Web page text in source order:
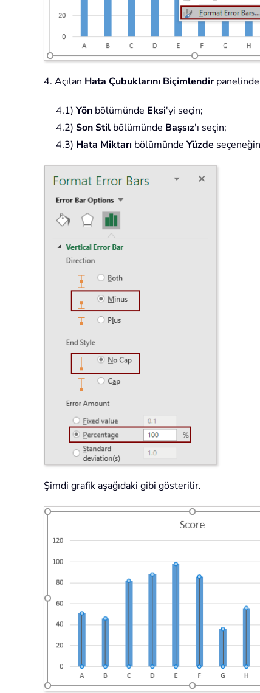
4. Açılan Hata Çubuklarını Biçimlendir
4.1) Yön bölümünde Eksi'yi seçin;
4.2) Son Stil bölümünde Başsız'ı seçin;
4.3) Hata Miktarı bölümünde Yüzde
Şimdi grafik aşağıdaki gibi gösterilir.